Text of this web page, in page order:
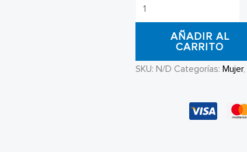
Polo
Mujer
Tee
AÑADIR AL
CARRITO
SKU: N/D Categorías: Mujer,